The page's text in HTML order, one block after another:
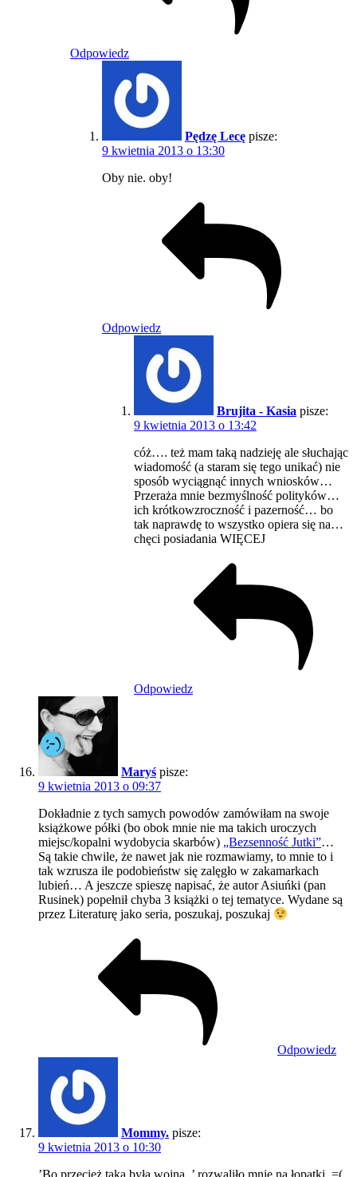
Odpowiedz
Pędzę Lecę pisze:
9 kwietnia 2013 o 13:30
Oby nie. oby!
Odpowiedz
Brujita - Kasia pisze:
9 kwietnia 2013 o 13:42
cóż…. też mam taką nadzieję ale słuchając
wiadomość (a staram się tego unikać) nie
sposób wyciągnąć innych wniosków…
Przeraża mnie bezmyślność polityków…
ich krótkowzroczność i pazerność… bo
tak naprawdę to wszystko opiera się na…
chęci posiadania WIĘCEJ
Odpowiedz
Maryś pisze:
9 kwietnia 2013 o 09:37
Dokładnie z tych samych powodów zamówiłam na swoje
książkowe półki (bo obok mnie nie ma takich uroczych
miejsc/kopalni wydobycia skarbów) „Bezsenność Jutki”…
Są takie chwile, że nawet jak nie rozmawiamy, to mnie to i
tak wzrusza ile podobieństw się zalęgło w zakamarkach
lubień… A jeszcze spieszę napisać, że autor Asiuńki (pan
Rusinek) popełnił chyba 3 książki o tej tematyce. Wydane są
przez Literaturę jako seria, poszukaj, poszukaj
Odpowiedz
Mommy. pisze:
9 kwietnia 2013 o 10:30